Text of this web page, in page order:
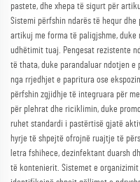
pastete, dhe xhepa të sigurt për
Sistemi përfshin ndarës të hequr
artikuj me forma të paligjshme,
udhëtimit tuaj. Pengesat rezistente
të thata, duke parandaluar ndotjen
nga rrjedhjet e papritura ose
përfshin zgjidhje të integruara për
për plehrat dhe riciklimin, duke
ruhet standardi i pastërtisë gjatë
hyrje të shpejtë ofrojnë ruajtje të
letra fshihece, dezinfektant duarsh
të kontenierit. Sistemet e